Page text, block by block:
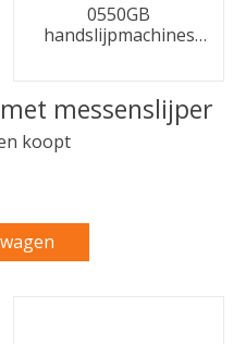
0550GB
handslijpmachines
messenslijper
koopt